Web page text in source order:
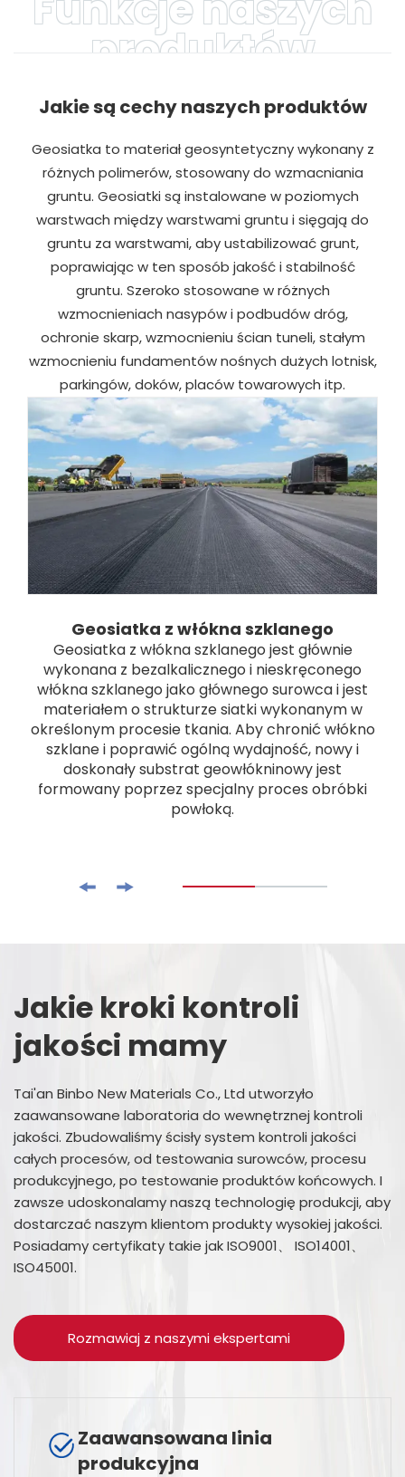
produktów
Jakie są cechy naszych produktów
Geosiatka to materiał geosyntetyczny wykonany z
różnych polimerów, stosowany do wzmacniania
gruntu. Geosiatki są instalowane w poziomych
warstwach między warstwami gruntu i sięgają do
gruntu za warstwami, aby ustabilizować grunt,
poprawiając w ten sposób jakość i stabilność
gruntu. Szeroko stosowane w różnych
wzmocnieniach nasypów i podbudów dróg,
ochronie skarp, wzmocnieniu ścian tuneli, stałym
wzmocnieniu fundamentów nośnych dużych lotnisk,
parkingów, doków, placów towarowych itp.
Geosiatka z włókna szklanego
Geosiatka z włókna szklanego jest głównie
wykonana z bezalkalicznego i nieskręconego
włókna szklanego jako głównego surowca i jest
materiałem o strukturze siatki wykonanym w
określonym procesie tkania. Aby chronić włókno
szklane i poprawić ogólną wydajność, nowy i
doskonały substrat geowłókninowy jest
formowany poprzez specjalny proces obróbki
powłoką.
Jakie kroki kontroli
jakości mamy
Tai'an Binbo New Materials Co., Ltd utworzyło
zaawansowane laboratoria do wewnętrznej kontroli
jakości. Zbudowaliśmy ścisły system kontroli jakości
całych procesów, od testowania surowców, procesu
produkcyjnego, po testowanie produktów końcowych. I
zawsze udoskonalamy naszą technologię produkcji, aby
dostarczać naszym klientom produkty wysokiej jakości.
Posiadamy certyfikaty takie jak ISO9001、 ISO14001、
ISO45001.
Rozmawiaj z naszymi ekspertami
Zaawansowana linia
produkcyjna